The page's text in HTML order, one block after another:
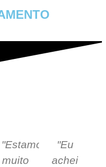
"Estamos
muito
"Eu
achei